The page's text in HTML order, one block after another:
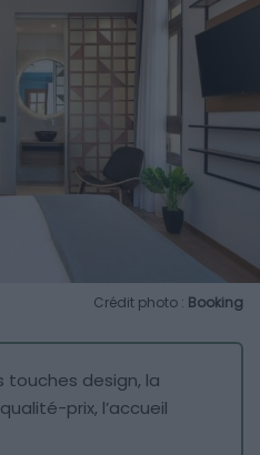
Crédit photo : Booking
touches design, la
prix, l’accueil